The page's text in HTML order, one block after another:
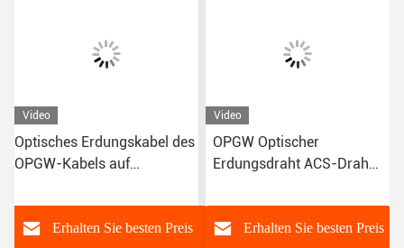
Video
Optisches Erdungskabel des
OPGW-Kabels auf
Erhalten Sie besten Preis
Video
OPGW Optischer
Erdungsdraht ACS-Draht
Erhalten Sie besten Preis